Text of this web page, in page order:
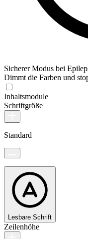
Sicherer Modus bei
Dimmt die Farben und
Inhaltsmodule
Schriftgröße
Standard
Lesbare Schrift
Zeilenhöhe